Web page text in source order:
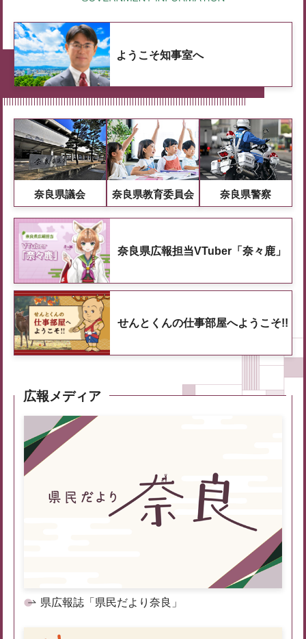
ようこそ知事室へ
奈良県議会 奈良県教育委員会 奈良県警察
奈良県広報担当VTuber「奈々鹿」
せんとくんの仕事部屋へようこそ!!
広報メディア
県広報誌「県民だより奈良」